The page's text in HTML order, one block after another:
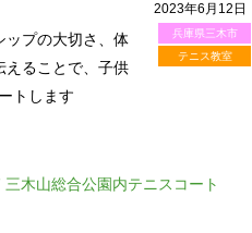
2023年6月12日
兵庫県三木市
テニス教室
ップの大切さ、体
えることで、子供
トします
木山総合公園内テニスコート